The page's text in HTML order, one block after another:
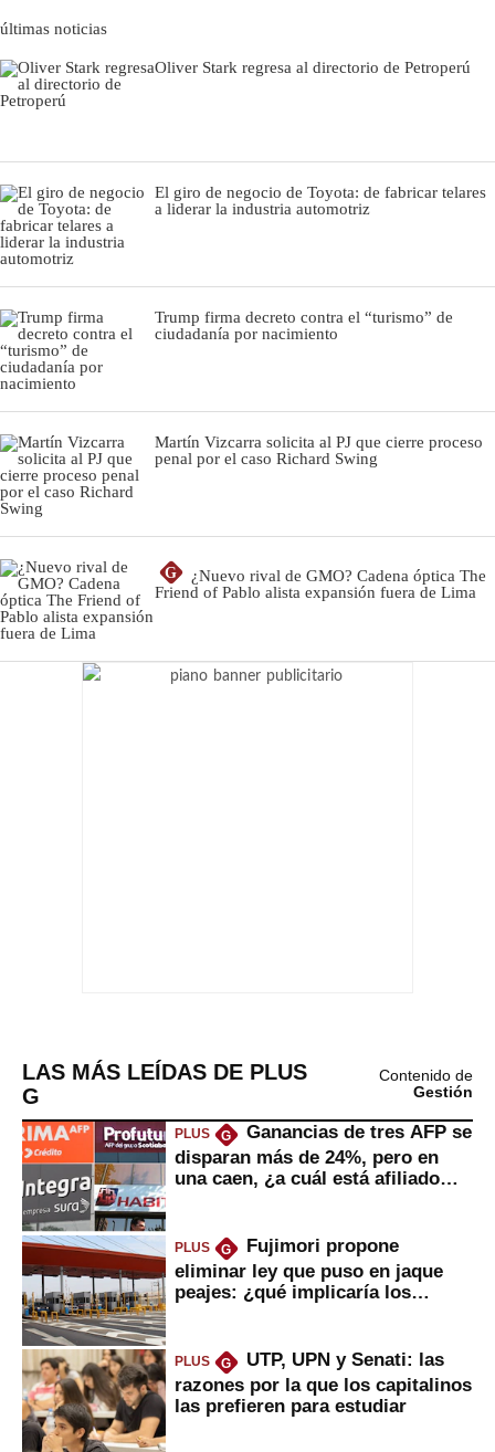
últimas noticias
Oliver Stark regresa al directorio de Petroperú
El giro de negocio de Toyota: de fabricar telares
a liderar la industria automotriz
Trump firma decreto contra el “turismo” de
ciudadanía por nacimiento
Martín Vizcarra solicita al PJ que cierre proceso
penal por el caso Richard Swing
G
¿Nuevo rival de GMO? Cadena óptica The
Friend of Pablo alista expansión fuera de Lima
LAS MÁS LEÍDAS DE PLUS
G
Contenido de
Gestión
PLUS G
Ganancias de tres AFP se
disparan más de 24%, pero en
una caen, ¿a cuál está afiliado
PLUS G
Fujimori propone
eliminar ley que puso en jaque
peajes: ¿qué implicaría los
PLUS G
UTP, UPN y Senati: las
razones por la que los capitalinos
las prefieren para estudiar